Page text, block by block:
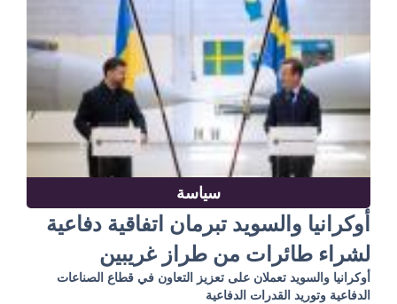
سياسة
أوكرانيا والسويد تبرمان اتفاقية دفاعية
لشراء طائرات من طراز غريبين
أوكرانيا والسويد تعملان على تعزيز التعاون في قطاع الصناعات
الدفاعية وتوريد القدرات الدفاعية